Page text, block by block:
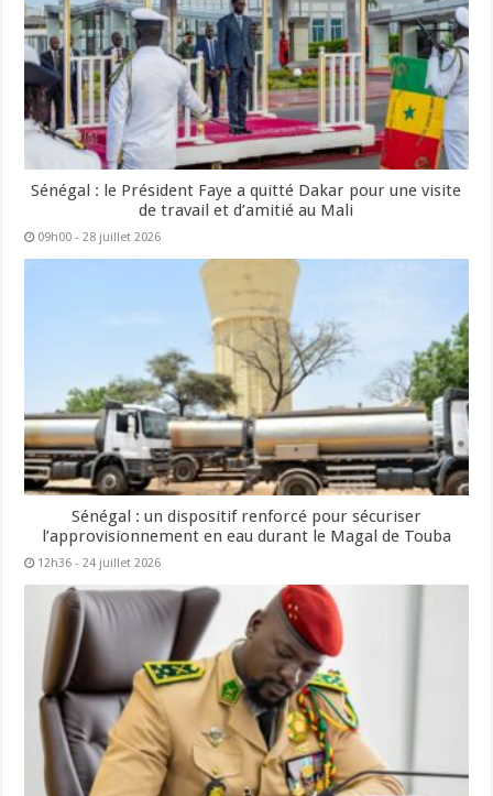
Sénégal : le Président Faye a quitté Dakar pour une visite
de travail et d’amitié au Mali
09h00 - 28 juillet 2026
Sénégal : un dispositif renforcé pour sécuriser
l’approvisionnement en eau durant le Magal de Touba
12h36 - 24 juillet 2026